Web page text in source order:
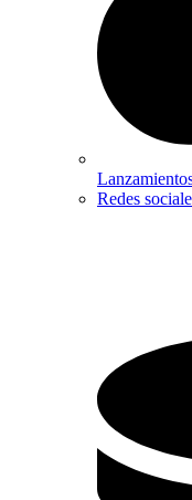
Redes